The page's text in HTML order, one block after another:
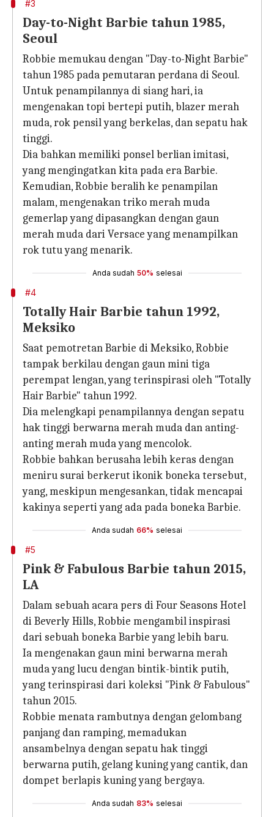
#3
Day-to-Night Barbie tahun 1985,
Seoul
Robbie memukau dengan "Day-to-Night Barbie"
tahun 1985 pada pemutaran perdana di Seoul.
Untuk penampilannya di siang hari, ia
mengenakan topi bertepi putih, blazer merah
muda, rok pensil yang berkelas, dan sepatu hak
tinggi.
Dia bahkan memiliki ponsel berlian imitasi,
yang mengingatkan kita pada era Barbie.
Kemudian, Robbie beralih ke penampilan
malam, mengenakan triko merah muda
gemerlap yang dipasangkan dengan gaun
merah muda dari Versace yang menampilkan
rok tutu yang menarik.
Anda sudah 50% selesai
#4
Totally Hair Barbie tahun 1992,
Meksiko
Saat pemotretan Barbie di Meksiko, Robbie
tampak berkilau dengan gaun mini tiga
perempat lengan, yang terinspirasi oleh "Totally
Hair Barbie" tahun 1992.
Dia melengkapi penampilannya dengan sepatu
hak tinggi berwarna merah muda dan anting-
anting merah muda yang mencolok.
Robbie bahkan berusaha lebih keras dengan
meniru surai berkerut ikonik boneka tersebut,
yang, meskipun mengesankan, tidak mencapai
kakinya seperti yang ada pada boneka Barbie.
Anda sudah 66% selesai
#5
Pink & Fabulous Barbie tahun 2015,
LA
Dalam sebuah acara pers di Four Seasons Hotel
di Beverly Hills, Robbie mengambil inspirasi
dari sebuah boneka Barbie yang lebih baru.
Ia mengenakan gaun mini berwarna merah
muda yang lucu dengan bintik-bintik putih,
yang terinspirasi dari koleksi "Pink & Fabulous"
tahun 2015.
Robbie menata rambutnya dengan gelombang
panjang dan ramping, memadukan
ansambelnya dengan sepatu hak tinggi
berwarna putih, gelang kuning yang cantik, dan
dompet berlapis kuning yang bergaya.
Anda sudah 83% selesai